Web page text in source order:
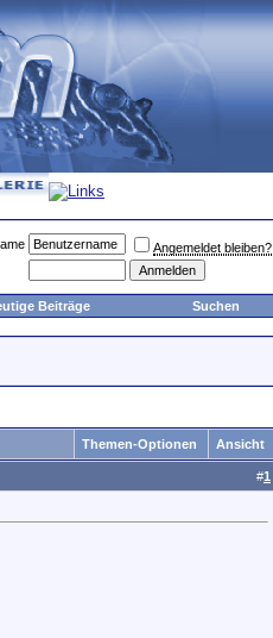
Angemeldet bleiben?
Beiträge Suchen
Themen-Optionen Ansicht
#1